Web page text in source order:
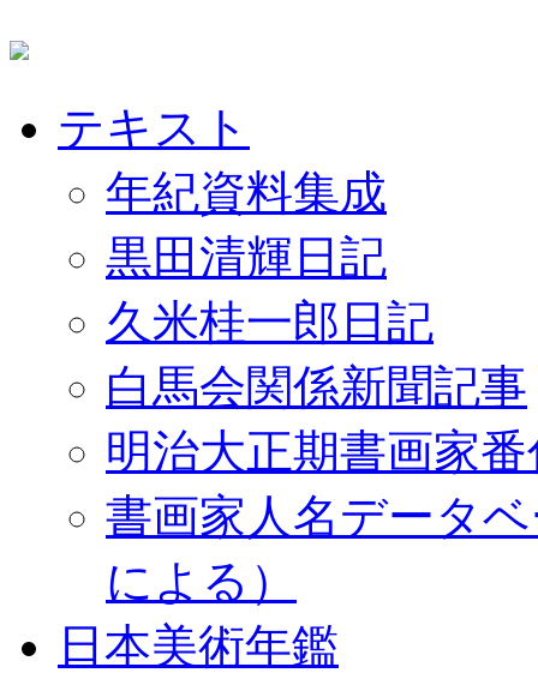
テキスト
年紀資料集成
黒田清輝日記
久米桂一郎日記
白馬会関係新聞記事
明治大正期書画家
書画家人名データ
による）
日本美術年鑑